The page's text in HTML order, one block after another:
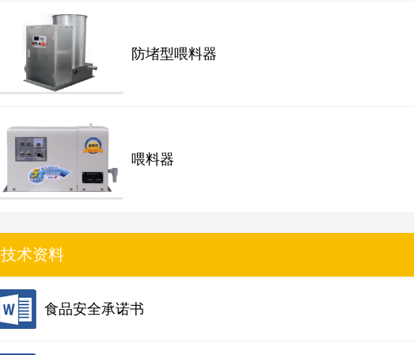
防堵型喂料器
喂料器
技术资料
食品安全承诺书